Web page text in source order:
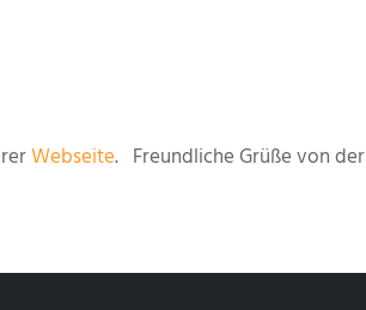
Webseite. Freundliche Grüße von der